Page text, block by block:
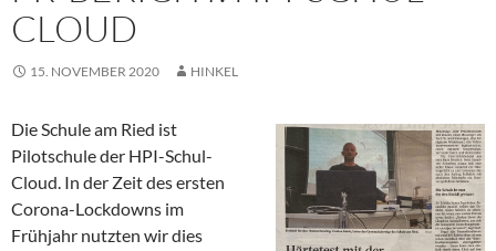
CLOUD
15. NOVEMBER 2020 HINKEL
Die Schule am Ried ist
Pilotschule der HPI-Schul-
Cloud. In der Zeit des ersten
Corona-Lockdowns im
Frühjahr nutzten wir dies